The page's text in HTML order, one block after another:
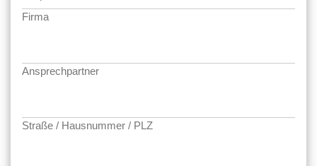
Firma
Ansprechpartner
Straße / Hausnummer / PLZ